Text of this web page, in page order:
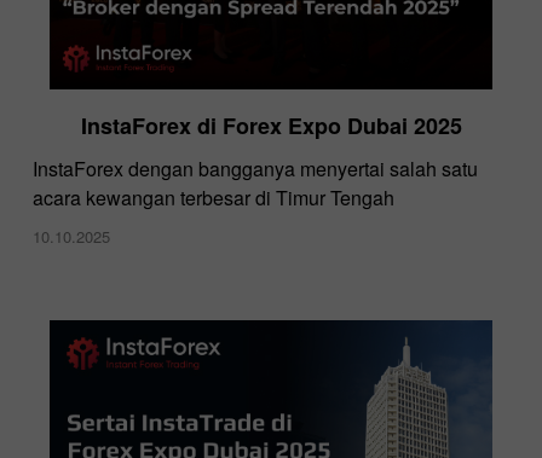
InstaForex di Forex Expo Dubai 2025
​InstaForex dengan bangganya menyertai salah satu
acara kewangan terbesar di Timur Tengah
10.10.2025